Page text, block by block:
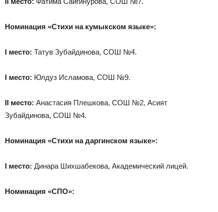
Номинация «Стихи на кумыкском языке»:
I место: Татув Зубайдинова, СОШ №4.
I место: Юлдуз Исламова, СОШ №9.
II место: Анастасия Плешкова, СОШ №2, Асият
Зубайдинова, СОШ №4.
Номинация «Стихи на даргинском языке»:
I место: Динара Шихшабекова, Академический лицей.
Номинация «СПО»: